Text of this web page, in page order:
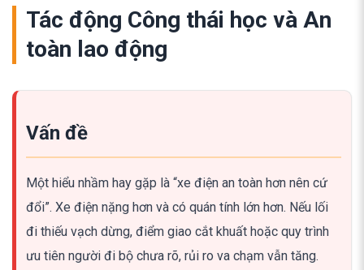
Tác động Công thái học và An
toàn lao động
Vấn đề
Một hiểu nhầm hay gặp là “xe điện an toàn hơn nên cứ
đổi”. Xe điện nặng hơn và có quán tính lớn hơn. Nếu lối
đi thiếu vạch dừng, điểm giao cắt khuất hoặc quy trình
ưu tiên người đi bộ chưa rõ, rủi ro va chạm vẫn tăng.